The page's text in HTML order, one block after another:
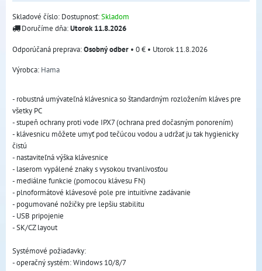
Skladové číslo: Dostupnosť:Skladom
Doručíme dňa:Utorok11.8.2026
Osobný odber • 0 € • Utorok 11.8.2026
Výrobca: Hama
- robustná umývateľná klávesnica so štandardným rozložením kláves pre
všetky PC
- stupeň ochrany proti vode IPX7 (ochrana pred dočasným ponorením)
- klávesnicu môžete umyť pod tečúcou vodou a udržať ju tak hygienicky
čistú
- nastaviteľná výška klávesnice
- laserom vypálené znaky s vysokou trvanlivosťou
- mediálne funkcie (pomocou klávesu FN)
- plnoformátové klávesové pole pre intuitívne zadávanie
- pogumované nožičky pre lepšiu stabilitu
- USB pripojenie
- SK/CZ layout
Systémové požiadavky:
- operačný systém: Windows 10/8/7